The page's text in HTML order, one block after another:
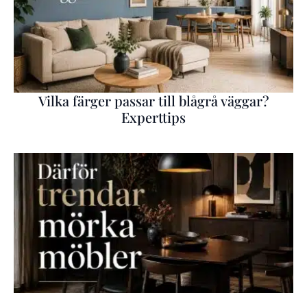
Vilka färger passar till blågrå väggar?
Experttips